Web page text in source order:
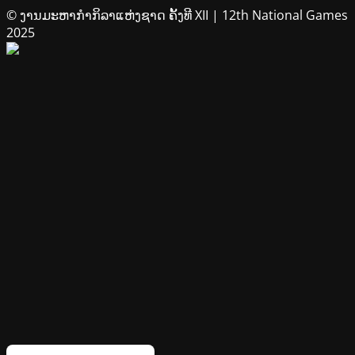
© ງານມະຫາກຳກິລາແຫ່ງຊາດ ຄັ້ງທີ XII | 12th National Games
2025